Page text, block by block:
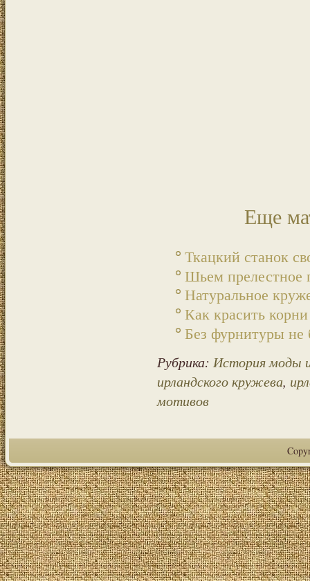
Еще
Ткацкий станок
Шьем прелестное
Натуральное
Как красить
Без фурнитуры
Рубрика: История моды
ирландского кружева,
мотивов